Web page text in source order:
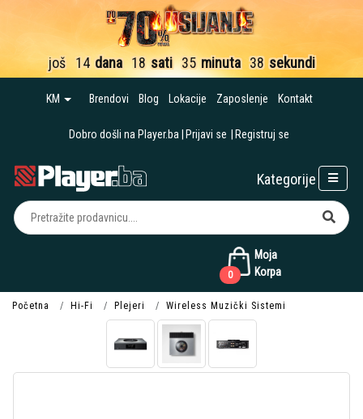
još 14 dana 18 sati 35 minuta 38 sekundi
KM Brendovi Blog Lokacije Zaposlenje Kontakt
Dobro došli na Player.ba Prijavi se Registruj se
Moja
Korpa
0
Kategorije
Početna Hi-Fi Plejeri Wireless Muzički Sistemi